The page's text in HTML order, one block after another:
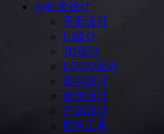
Ai创意设计
平面设计
Ui设计
3D设计
LOGO设计
室内设计
建筑设计
产品设计
配色工具